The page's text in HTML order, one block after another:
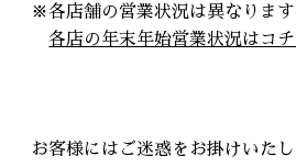
※各店舗の営業状況は異なります
各店の年末年始営業状況はコチ
お客様にはご迷惑をお掛けいた